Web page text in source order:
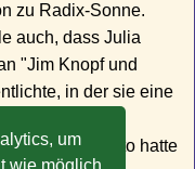
um
wie möglich
zu Radix-Sonne.
auch, dass Julia
"Jim Knopf und
in der sie eine
Darwins Pluto hatte